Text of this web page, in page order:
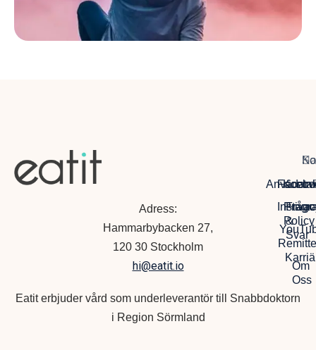
Adress:
Hammarbybacken 27,
120 30 Stockholm
hi@eatit.io
Eatit erbjuder vård som underleverantör till Snabbdoktorn
i Region Sörmland
Policy
Om
Oss
&
Svar